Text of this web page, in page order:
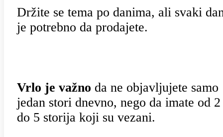
Držite se tema po danima, ali svaki
je potrebno da prodajete.
Vrlo je važno da ne objavljujete samo
jedan stori dnevno, nego da imate od 2
do 5 storija koji su vezani.